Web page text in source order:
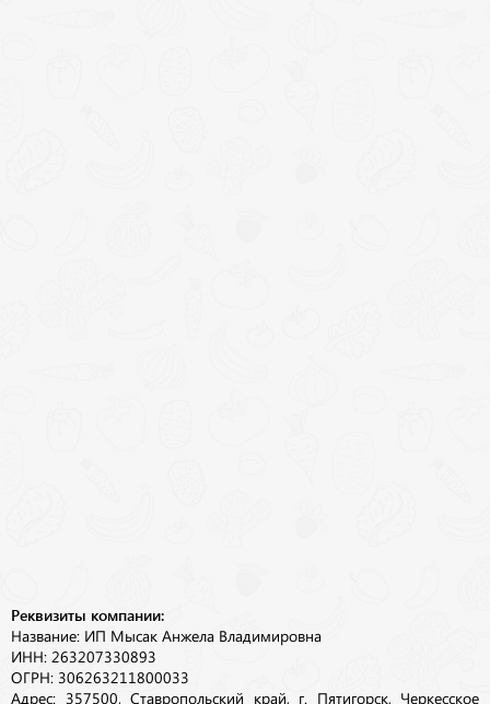
Реквизиты компании:
Название: ИП Мысак Анжела Владимировна
ИНН: 263207330893
ОГРН: 306263211800033
Адрес: 357500, Ставропольский край, г. Пятигорск, Черкесское